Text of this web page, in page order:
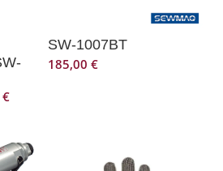
€Rango
1.246,30 €
hasta
1.766,60 €
SW-1007BT
185,00€